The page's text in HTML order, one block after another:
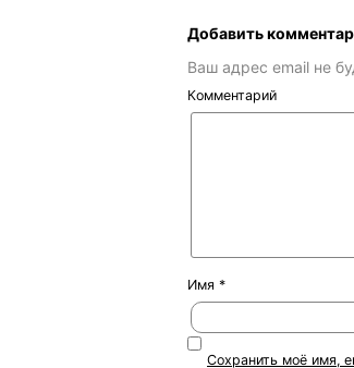
Добавить
Ваш адрес email не
Комментарий
Имя *
Сохранить моё имя,